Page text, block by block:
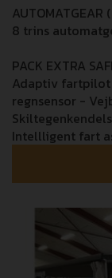
8 trins
PACK EXTRA
Adaptiv fartpilot
regnsensor -
Intellligent fart